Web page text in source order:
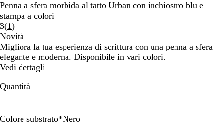
Penna a sfera morbida al tatto Urban con inchiostro blu e
stampa a colori
3(1Leggi
1
recensioni
)
Novità
Migliora la tua esperienza di scrittura con una penna a sfera
elegante e moderna. Disponibile in vari colori.
Vedi dettagli
Quantità
Colore substrato*Nero